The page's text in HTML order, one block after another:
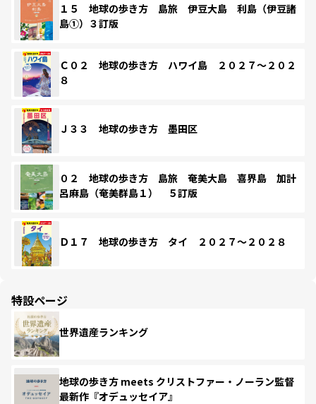
１５ 地球の歩き方 島旅 伊豆大島 利島（伊豆諸
島①）３訂版
Ｃ０２ 地球の歩き方 ハワイ島 ２０２７～２０２
８
Ｊ３３ 地球の歩き方 墨田区
０２ 地球の歩き方 島旅 奄美大島 喜界島 加計
呂麻島（奄美群島１） ５訂版
Ｄ１７ 地球の歩き方 タイ ２０２７～２０２８
特設ページ
世界遺産ランキング
地球の歩き方 meets クリストファー・ノーラン監督
最新作『オデュッセイア』